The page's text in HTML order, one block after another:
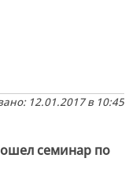
12.01.2017 в 10:45
семинар по